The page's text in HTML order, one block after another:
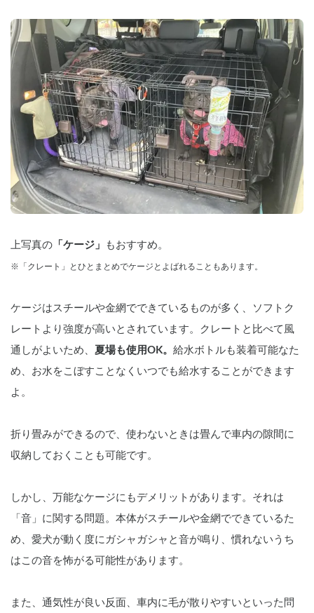
上写真の 「ケージ」 もおすすめ。
※「クレート」とひとまとめでケージとよばれることもあります。
ケージはスチールや金網でできているものが多く、ソフトク
レートより強度が高いとされています。クレートと比べて風
通しがよいため、 夏場も使用OK。 給水ボトルも装着可能なた
め、お水をこぼすことなくいつでも給水することができます
よ。
折り畳みができるので、使わないときは畳んで車内の隙間に
収納しておくことも可能です。
しかし、万能なケージにもデメリットがあります。それは
「音」に関する問題。本体がスチールや金網でできているた
め、愛犬が動く度にガシャガシャと音が鳴り、慣れないうち
はこの音を怖がる可能性があります。
また、通気性が良い反面、車内に毛が散りやすいといった問